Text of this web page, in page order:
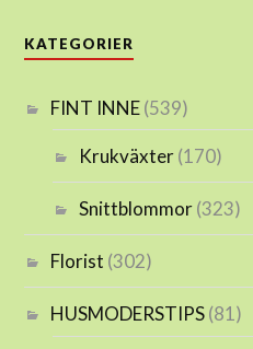
KATEGORIER
FINT INNE(539)
Krukväxter(170)
Snittblommor(323)
Florist (302)
HUSMODERSTIPS(81)